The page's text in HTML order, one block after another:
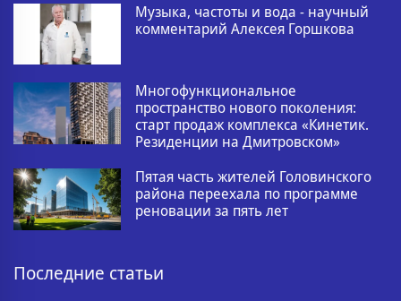
Музыка, частоты и вода - научный
комментарий Алексея Горшкова
Многофункциональное
пространство нового поколения:
старт продаж комплекса «Кинетик.
Резиденции на Дмитровском»
Пятая часть жителей Головинского
района переехала по программе
реновации за пять лет
Последние статьи